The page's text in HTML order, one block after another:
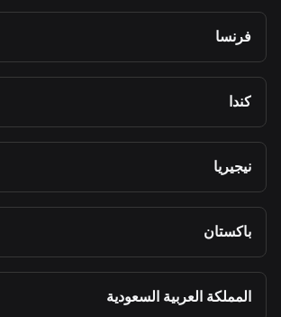
فرنسا
كندا
نيجيريا
باكستان
المملكة العربية السعودية